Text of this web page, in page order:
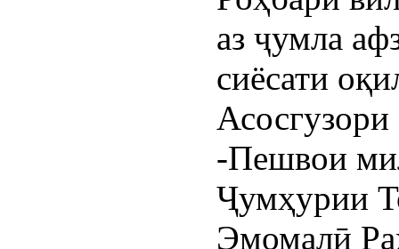
аз ҷумла
сиёсати
-Пешвои
Ҷумҳурии
Эмомалӣ